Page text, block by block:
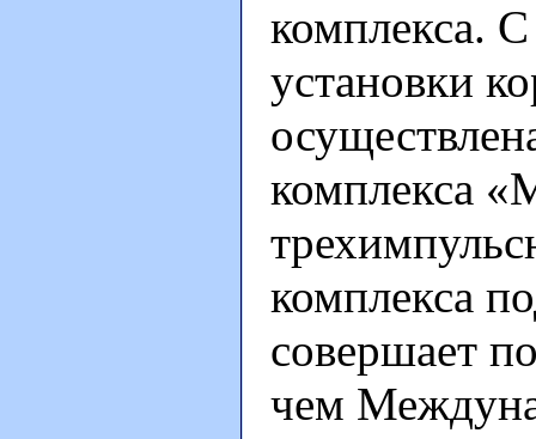
комплекса.
установки
комплекса
комплекса
совершает
чем